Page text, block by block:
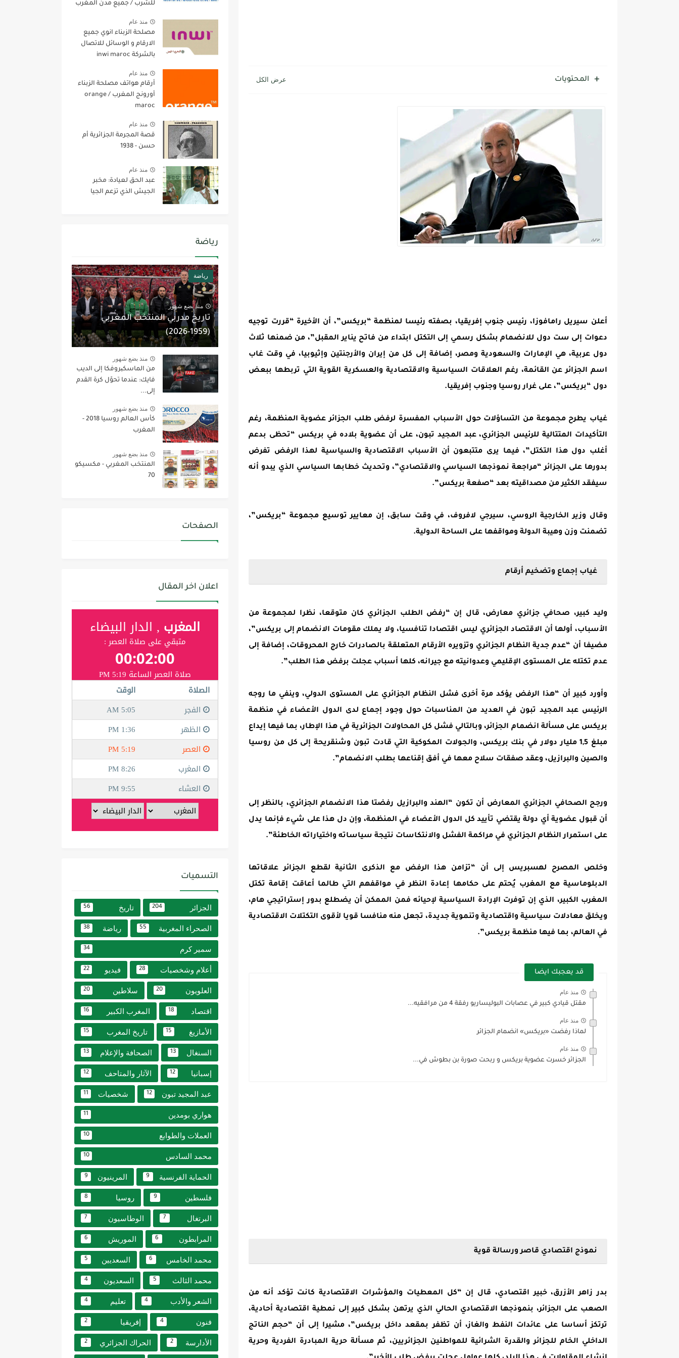
المحتويات
أعلن سيريل رامافوزا، رئيس جنوب إفريقيا، بصفته رئيسا لمنظمة “بريكس”، أن الأخيرة “قررت توجيه
دعوات إلى ست دول للانضمام بشكل رسمي إلى التكتل ابتداء من فاتح يناير المقبل”، من ضمنها ثلاث
دول عربية، هي الإمارات والسعودية ومصر، إضافة إلى كل من إيران والأرجنتين وإثيوبيا، في وقت غاب
اسم الجزائر عن القائمة، رغم العلاقات السياسية والاقتصادية والعسكرية القوية التي تربطها ببعض
دول “بريكس”، على غرار روسيا وجنوب إفريقيا.
غياب يطرح مجموعة من التساؤلات حول الأسباب المفسرة لرفض طلب الجزائر عضوية المنظمة، رغم
التأكيدات المتتالية للرئيس الجزائري، عبد المجيد تبون، على أن عضوية بلاده في بريكس “تحظى بدعم
أغلب دول هذا التكتل”، فيما يرى متتبعون أن الأسباب الاقتصادية والسياسية لهذا الرفض تفرض
بدورها على الجزائر “مراجعة نموذجها السياسي والاقتصادي”، وتحديث خطابها السياسي الذي يبدو أنه
سيفقد الكثير من مصداقيته بعد “صفعة بريكس”.
وقال وزير الخارجية الروسي، سيرجي لافروف، في وقت سابق، إن معايير توسيع مجموعة “بريكس”،
تضمنت وزن وهيبة الدولة ومواقفها على الساحة الدولية.
غياب إجماع وتضخيم أرقام
وليد كبير، صحافي جزائري معارض، قال إن “رفض الطلب الجزائري كان متوقعا، نظرا لمجموعة من
الأسباب، أولها أن الاقتصاد الجزائري ليس اقتصادا تنافسيا، ولا يملك مقومات الانضمام إلى بريكس”،
مضيفا أن “عدم جدية النظام الجزائري وتزويره الأرقام المتعلقة بالصادرات خارج المحروقات، إضافة إلى
عدم تكتله على المستوى الإقليمي وعدوانيته مع جيرانه، كلها أسباب عجلت برفض هذا الطلب”.
وأورد كبير أن “هذا الرفض يؤكد مرة أخرى فشل النظام الجزائري على المستوى الدولي، وينفي ما روجه
الرئيس عبد المجيد تبون في العديد من المناسبات حول وجود إجماع لدى الدول الأعضاء في منظمة
بريكس على مسألة انضمام الجزائر، وبالتالي فشل كل المحاولات الجزائرية في هذا الإطار، بما فيها إيداع
مبلغ 1,5 مليار دولار في بنك بريكس، والجولات المكوكية التي قادت تبون وشنقريحة إلى كل من روسيا
والصين والبرازيل، وعقد صفقات سلاح معها في أفق إقناعها بطلب الانضمام”.
ورجح الصحافي الجزائري المعارض أن تكون “الهند والبرازيل رفضتا هذا الانضمام الجزائري، بالنظر إلى
أن قبول عضوية أي دولة يقتضي تأييد كل الدول الأعضاء في المنظمة، وإن دل هذا على شيء فإنما يدل
على استمرار النظام الجزائري في مراكمة الفشل والانتكاسات نتيجة سياساته واختياراته الخاطئة”.
وخلص المصرح لهسبريس إلى أن “تزامن هذا الرفض مع الذكرى الثانية لقطع الجزائر علاقاتها
الدبلوماسية مع المغرب يُحتم على حكامها إعادة النظر في مواقفهم التي طالما أعاقت إقامة تكتل
المغرب الكبير، الذي إن توفرت الإرادة السياسية لإحيائه فمن الممكن أن يضطلع بدور إستراتيجي هام،
ويخلق معادلات سياسية واقتصادية وتنموية جديدة، تجعل منه منافسا قويا لأقوى التكتلات الاقتصادية
في العالم، بما فيها منظمة بريكس”.
قد يعجبك ايضا
منذ عام
مقتل قيادي كبير في عصابات البوليساريو رفقة 4 من مرافقيه...
منذ عام
لماذا رفضت «بريكس» انضمام الجزائر
منذ عام
الجزائر خسرت عضوية بريكس و ربحت صورة بن بطوش في...
نموذج اقتصادي قاصر ورسالة قوية
بدر زاهر الأزرق، خبير اقتصادي، قال إن “كل المعطيات والمؤشرات الاقتصادية كانت تؤكد أنه من
الصعب على الجزائر، بنموذجها الاقتصادي الحالي الذي يرتهن بشكل كبير إلى نمطية اقتصادية أحادية،
ترتكز أساسا على عائدات النفط والغاز، أن تظفر بمقعد داخل بريكس”، مشيرا إلى أن “حجم الناتج
الداخلي الخام للجزائر والقدرة الشرائية للمواطنين الجزائريين، ثم مسألة حرية المبادرة الفردية وحرية
للشرب / جميع مدن المغرب
منذ عام
مصلحة الزبناء انوي جميع
الارقام و الوسائل للاتصال
بالشركة inwi maroc
منذ عام
أرقام هواتف مصلحة الزبناء
أورونج المغرب / orange
maroc
منذ عام
قصة المجرمة الجزائرية أم
حسن - 1938
منذ عام
عبد الحق لعيادة: مخبر
الجيش الذي تزعم الجيا
رياضة
رياضة
منذ بضع شهور
تاريخ مدربي المنتخب المغربي
(1959-2026)
منذ بضع شهور
من الماسكیروفكا إلى الديب
فايك: عندما تحوّل كرة القدم
إلى...
منذ بضع شهور
كأس العالم روسيا 2018 -
المغرب
منذ بضع شهور
المنتخب المغربي - مكسيكو
70
الصفحات
اعلان اخر المقال
التسميات
الجزائر 204 تاريخ 56
الصحراء المغربية 55 رياضة 38
سمير كرم 34
أعلام وشخصيات 28 فيديو 22
العلويون 20 سلاطين 20
اقتصاد 18 المغرب الكبير 16
الأمازيغ 15 تاريخ المغرب 15
السنغال 13 الصحافة والإعلام 13
إسبانيا 12 الآثار والمتاحف 12
عبد المجيد تبون 12 شخصيات 11
هواري بومدين 11
العملات والطوابع 10
محمد السادس 10
الحماية الفرنسية 9 المرينيون 9
فلسطين 9 روسيا 8
البرتغال 7 الوطاسيون 7
المرابطون 6 الموريش 6
محمد الخامس 6 السعديين 5
محمد الثالث 5 السعديون 4
الشعر والأدب 4 تعليم 4
فنون 4 إفريقيا 2
الأدارسة 2 الحراك الجزائري 2